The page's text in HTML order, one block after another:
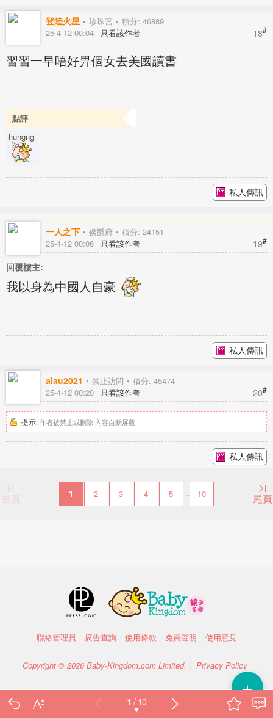
＋
登陸火星 珍珠宮 積分: 46889
18#
25-4-12 00:04 只看該作者
習習一早唔好畀個女去美國讀書
點評
hungng
私人傳訊
一人之下 侯爵府 積分: 24151
19#
25-4-12 00:06 只看該作者
回覆樓主:
我以身為中國人自豪
私人傳訊
alau2021 禁止訪問 積分: 45474
20#
25-4-12 00:20 只看該作者
提示: 作者被禁止或刪除 內容自動屏蔽
私人傳訊
首頁 1 2 3 4 5 ... 10 尾頁
1 / 10
聯絡管理員 廣告查詢 使用條款 免責聲明 使用意見
Copyright © 2026 Baby-Kingdom.com Limited. | Privacy Policy